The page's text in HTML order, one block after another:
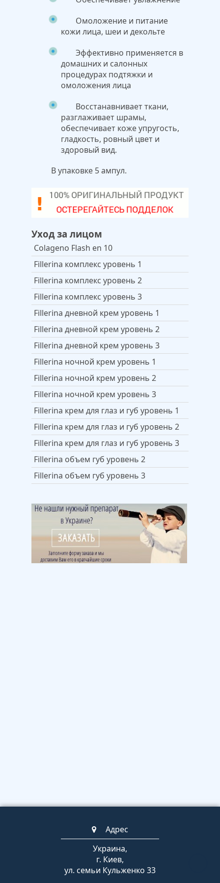
Омоложение и питание
кожи лица, шеи и декольте
Эффективно применяется в
домашних и салонных
процедурах подтяжки и
омоложения лица
Восстанавнивает ткани,
разглаживает шрамы,
обеспечивает коже упругость,
гладкость, ровный цвет и
здоровый вид.
В упаковке 5 ампул.
Уход за лицом
Colageno Flash en 10
Fillerina комплекс уровень 1
Fillerina комплекс уровень 2
Fillerina комплекс уровень 3
Fillerina дневной крем уровень 1
Fillerina дневной крем уровень 2
Fillerina дневной крем уровень 3
Fillerina ночной крем уровень 1
Fillerina ночной крем уровень 2
Fillerina ночной крем уровень 3
Fillerina крем для глаз и губ уровень 1
Fillerina крем для глаз и губ уровень 2
Fillerina крем для глаз и губ уровень 3
Fillerina объем губ уровень 2
Fillerina объем губ уровень 3
Адрес
Украина,
г. Киев,
ул. семьи Кульженко 33